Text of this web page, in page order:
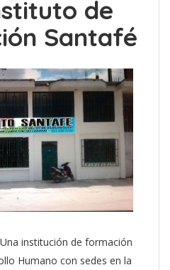
de
Santafé
institución de formación
Humano con sedes en la